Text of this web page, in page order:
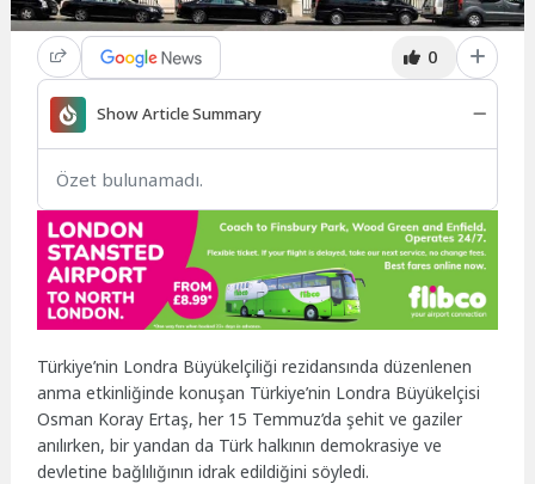
0
Show Article Summary
Özet bulunamadı.
Türkiye’nin Londra Büyükelçiliği rezidansında düzenlenen
anma etkinliğinde konuşan Türkiye’nin Londra Büyükelçisi
Osman Koray Ertaş, her 15 Temmuz’da şehit ve gaziler
anılırken, bir yandan da Türk halkının demokrasiye ve
devletine bağlılığının idrak edildiğini söyledi.